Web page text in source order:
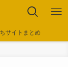
サイトまとめ